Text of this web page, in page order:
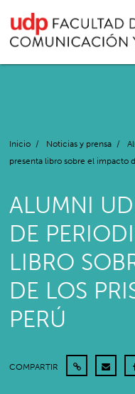
Inicio / Noticias y prensa /
presenta libro sobre el impacto
ALUMNI
DE
LIBRO
DE LOS
PERÚ
COMPARTIR